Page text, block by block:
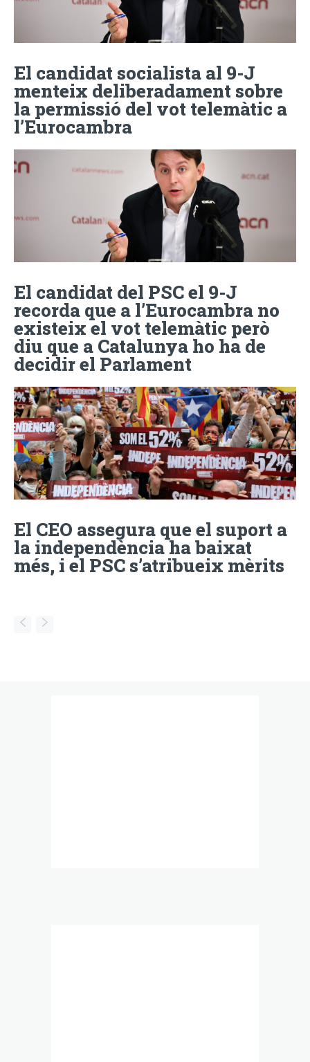
El candidat socialista al 9-J
menteix deliberadament sobre
la permissió del vot telemàtic a
l’Eurocambra
El candidat del PSC el 9-J
recorda que a l’Eurocambra no
existeix el vot telemàtic però
diu que a Catalunya ho ha de
decidir el Parlament
El CEO assegura que el suport a
la independència ha baixat
més, i el PSC s’atribueix mèrits